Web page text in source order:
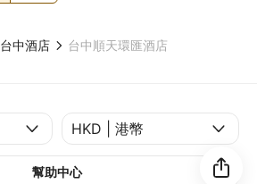
台中酒店 台中順天環匯酒店
幫助中心